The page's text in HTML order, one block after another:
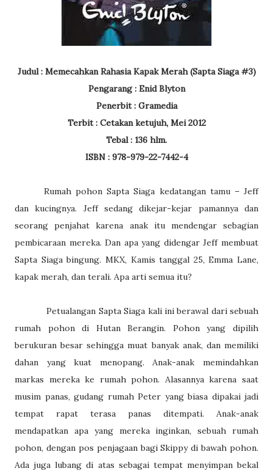
Judul : Memecahkan Rahasia Kapak Merah (Sapta Siaga #3)
Pengarang : Enid Blyton
Penerbit : Gramedia
Terbit : Cetakan ketujuh, Mei 2012
Tebal : 136 hlm.
ISBN : 978-979-22-7442-4
Rumah pohon Sapta Siaga kedatangan tamu – Jeff
dan kucingnya. Jeff sedang dikejar-kejar pamannya dan
seorang penjahat karena anak itu mendengar sebagian
pembicaraan mereka. Dan apa yang didengar Jeff membuat
Sapta Siaga bingung. MKX, Kamis tanggal 25, Emma Lane,
kapak merah, dan terali. Apa arti semua itu?
Petualangan Sapta Siaga kali ini berawal dari sebuah
rumah pohon di Hutan Berangin. Pohon yang dipilih
berukuran besar sehingga muat banyak anak, dan memiliki
dahan yang kuat menopang. Anak-anak memindahkan
markas mereka ke rumah pohon. Alasannya karena saat
musim panas, gudang rumah Peter yang biasa dipakai jadi
tempat rapat terasa panas ditempati. Anak-anak
mendapatkan apa yang mereka inginkan, sebuah rumah
pohon, dengan pos penjagaan bagi Skippy di bawah pohon.
Ada juga lubang di atas sebagai tempat menyimpan bekal